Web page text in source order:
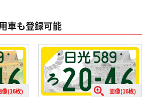
車も登録可能
像(16枚) 画像(16枚)